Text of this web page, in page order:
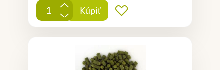
+
-
Kúpiť